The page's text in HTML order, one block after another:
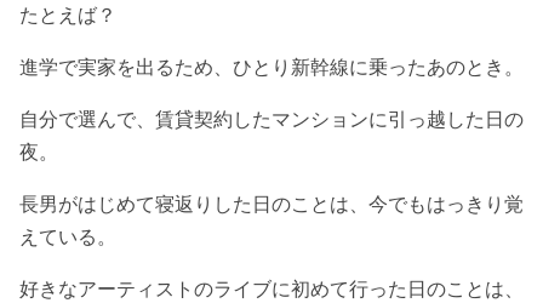
たとえば？
進学で実家を出るため、ひとり新幹線に乗ったあのとき。
自分で選んで、賃貸契約したマンションに引っ越した日の
夜。
長男がはじめて寝返りした日のことは、今でもはっきり覚
えている。
好きなアーティストのライブに初めて行った日のことは、